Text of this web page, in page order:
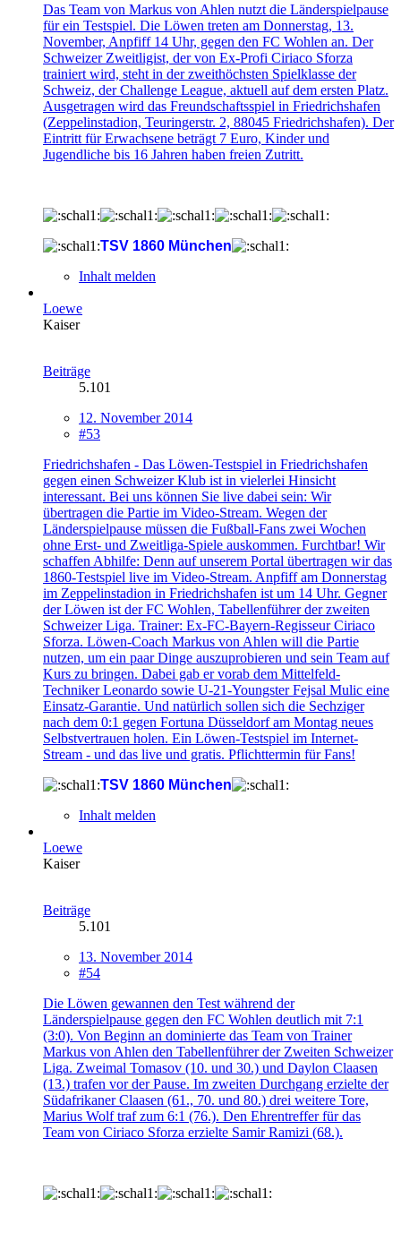
Das Team von Markus von Ahlen nutzt die Länderspielpause
für ein Testspiel. Die Löwen treten am Donnerstag, 13.
November, Anpfiff 14 Uhr, gegen den FC Wohlen an. Der
Schweizer Zweitligist, der von Ex-Profi Ciriaco Sforza
trainiert wird, steht in der zweithöchsten Spielklasse der
Schweiz, der Challenge League, aktuell auf dem ersten Platz.
Ausgetragen wird das Freundschaftsspiel in Friedrichshafen
(Zeppelinstadion, Teuringerstr. 2, 88045 Friedrichshafen). Der
Eintritt für Erwachsene beträgt 7 Euro, Kinder und
Jugendliche bis 16 Jahren haben freien Zutritt.
TSV 1860 München
Inhalt melden
Loewe
Kaiser
Beiträge
5.101
12. November 2014
#53
Friedrichshafen - Das Löwen-Testspiel in Friedrichshafen
gegen einen Schweizer Klub ist in vielerlei Hinsicht
interessant. Bei uns können Sie live dabei sein: Wir
übertragen die Partie im Video-Stream. Wegen der
Länderspielpause müssen die Fußball-Fans zwei Wochen
ohne Erst- und Zweitliga-Spiele auskommen. Furchtbar! Wir
schaffen Abhilfe: Denn auf unserem Portal übertragen wir das
1860-Testspiel live im Video-Stream. Anpfiff am Donnerstag
im Zeppelinstadion in Friedrichshafen ist um 14 Uhr. Gegner
der Löwen ist der FC Wohlen, Tabellenführer der zweiten
Schweizer Liga. Trainer: Ex-FC-Bayern-Regisseur Ciriaco
Sforza. Löwen-Coach Markus von Ahlen will die Partie
nutzen, um ein paar Dinge auszuprobieren und sein Team auf
Kurs zu bringen. Dabei gab er vorab dem Mittelfeld-
Techniker Leonardo sowie U-21-Youngster Fejsal Mulic eine
Einsatz-Garantie. Und natürlich sollen sich die Sechziger
nach dem 0:1 gegen Fortuna Düsseldorf am Montag neues
Selbstvertrauen holen. Ein Löwen-Testspiel im Internet-
Stream - und das live und gratis. Pflichttermin für Fans!
TSV 1860 München
Inhalt melden
Loewe
Kaiser
Beiträge
5.101
13. November 2014
#54
Die Löwen gewannen den Test während der
Länderspielpause gegen den FC Wohlen deutlich mit 7:1
(3:0). Von Beginn an dominierte das Team von Trainer
Markus von Ahlen den Tabellenführer der Zweiten Schweizer
Liga. Zweimal Tomasov (10. und 30.) und Daylon Claasen
(13.) trafen vor der Pause. Im zweiten Durchgang erzielte der
Südafrikaner Claasen (61., 70. und 80.) drei weitere Tore,
Marius Wolf traf zum 6:1 (76.). Den Ehrentreffer für das
Team von Ciriaco Sforza erzielte Samir Ramizi (68.).